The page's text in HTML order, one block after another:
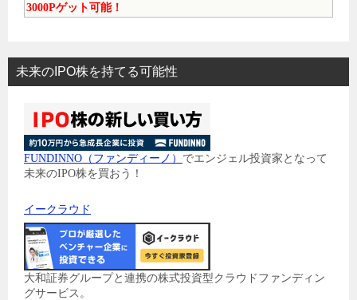
3000Pゲット可能！
未来のIPO株を持てる可能性
FUNDINNO（ファンディーノ） でエンジェル投資家となって
未来のIPO株を買おう！
イークラウド
大和証券グループと連携の株式投資型クラウドファンディン
グサービス。